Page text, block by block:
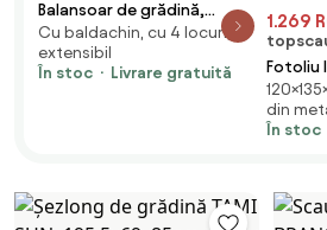
Balansoar de grădină,
șezlong tip pat, copertina
reglabila, suport pahare,
cadru otel, 230x120x164 cm,
Cu baldachin, cu 4 locuri,
extensibil
În stoc
Livrare gratuită
1.269
Fotoliu
tip
din
În stoc